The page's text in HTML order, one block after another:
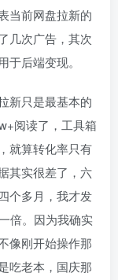
当前网盘拉新的
几次广告，其次
后端变现。
新只是最基本的
阅读了，工具箱
就算转化率只有
其实很差了，六
个多月，我才发
倍。因为我确实
像刚开始操作那
吃老本，国庆那